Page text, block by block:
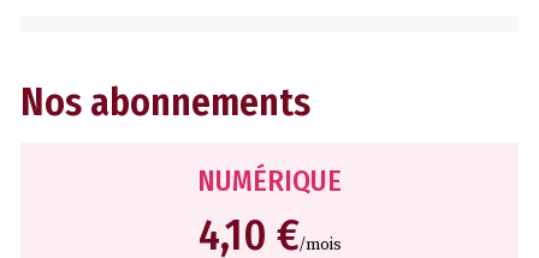
Nos abonnements
NUMÉRIQUE
4,10 €/mois